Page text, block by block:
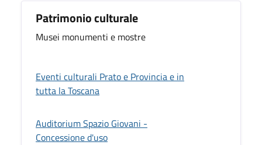
Patrimonio culturale
Musei monumenti e mostre
Eventi culturali Prato e Provincia e in
tutta la Toscana
Auditorium Spazio Giovani -
Concessione d'uso